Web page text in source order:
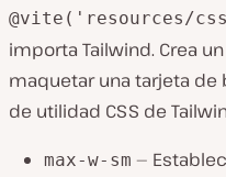
@vite('resources/
importa Tailwind. Crea
maquetar una tarjeta de
de utilidad CSS de
max-w-sm —